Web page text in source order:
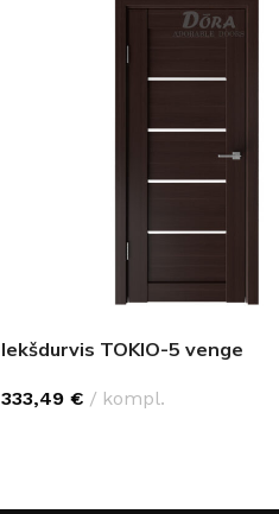
Iekšdurvis TOKIO-5 venge
333,49 € kompl.